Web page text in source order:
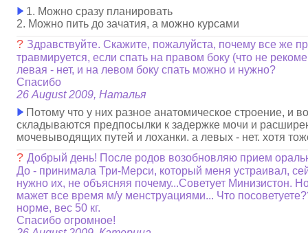
1. Можно сразу планировать
2. Можно пить до зачатия, а можно курсами
? Здравствуйте. Скажите, пожалуйста, почему все же
травмируется, если спать на правом боку (что не
левая - нет, и на левом боку спать можно и нужно?
Спасибо
26 August 2009, Наталья
Потому что у них разное анатомическое строение, и
складываются предпосылки к задержке мочи и
мочевыводящих путей и лоханки. а левых - нет. хотя
?Добрый день! После родов возобновляю прием
До - принимала Три-Мерси, который меня устраивал,
нужно их, не объясняя почему...Советует Минизистон.
мажет все время м/у менструациями... Что
норме, вес 50 кг.
Спасибо огромное!